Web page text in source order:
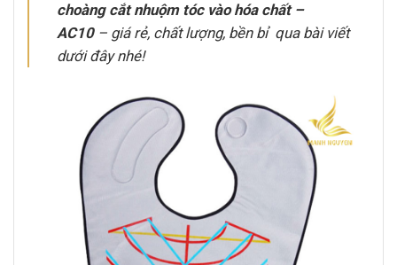
choàng cắt nhuộm tóc vào hóa chất –
AC10 – giá rẻ, chất lượng, bền bỉ qua bài viết
dưới đây nhé!